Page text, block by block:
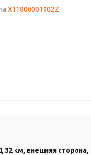
X11800001002Z
км, внешняя сторона,